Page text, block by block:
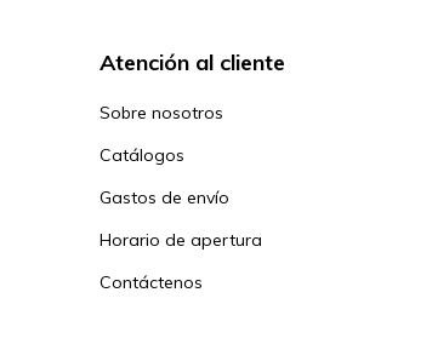
Atención al cliente
Sobre nosotros
Catálogos
Gastos de envío
Horario de apertura
Contáctenos